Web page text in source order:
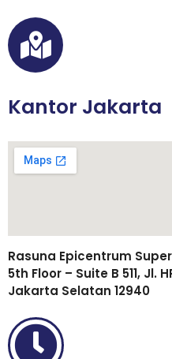
Kantor Jakarta
Rasuna Epicentrum
5th Floor – Suite B 511, Jl.
Jakarta Selatan 12940